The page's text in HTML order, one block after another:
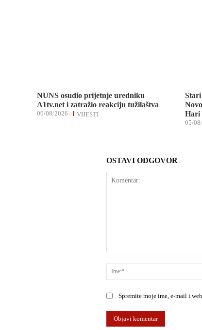
NUNS osudio prijetnje uredniku
A1tv.net i zatražio reakciju tužilaštva
VIJESTI
06/08/2026
Stari
Hari
05/
OSTAVI ODGOVOR
Spremite moje ime, e-mail i